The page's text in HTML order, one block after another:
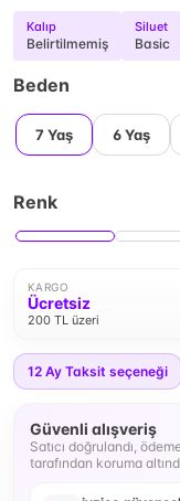
Kalıp
Belirtilmemiş
Siluet
Basic
Beden
7 Yaş 6 Yaş
Renk
KARGO
Ücretsiz
200 TL üzeri
12 Ay Taksit seçeneği
Güvenli alışveriş
Satıcı doğrulandı,
tarafından koruma